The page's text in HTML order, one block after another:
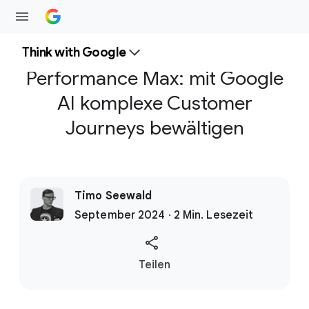
Think with Google
Performance Max: mit Google
AI komplexe Customer
Journeys bewältigen
Timo Seewald
September 2024 · 2 Min. Lesezeit
S
Teilen